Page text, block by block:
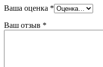
Ваша оценка *
Ваш отзыв *